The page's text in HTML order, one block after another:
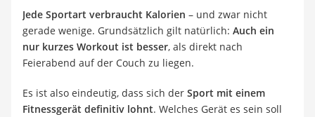
Jede Sportart verbraucht Kalorien – und zwar nicht
gerade wenige. Grundsätzlich gilt natürlich: Auch ein
nur kurzes Workout ist besser, als direkt nach
Feierabend auf der Couch zu liegen.
Es ist also eindeutig, dass sich der Sport mit einem
Fitnessgerät definitiv lohnt. Welches Gerät es sein soll